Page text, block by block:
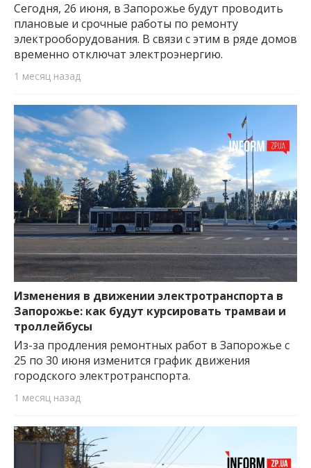
Сегодня, 26 июня, в Запорожье будут проводить
плановые и срочные работы по ремонту
электрооборудования. В связи с этим в ряде домов
временно отключат электроэнергию.
1 месяц назад
Изменения в движении электротранспорта в
Запорожье: как будут курсировать трамваи и
троллейбусы
Из-за продления ремонтных работ в Запорожье с
25 по 30 июня изменится график движения
городского электротранспорта.
1 месяц назад